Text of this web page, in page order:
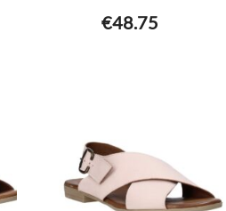
€48.75